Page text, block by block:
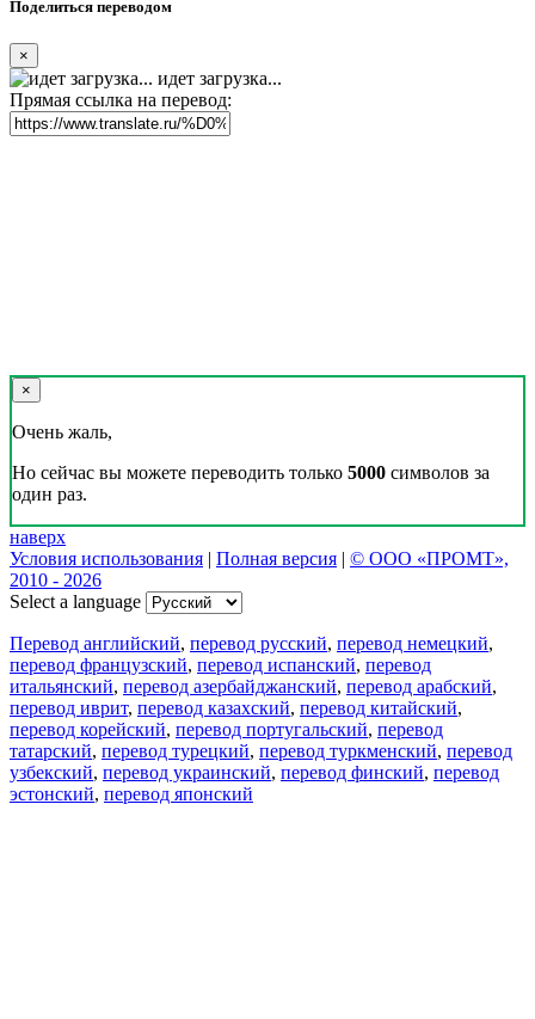
Поделиться переводом
×
идет загрузка...
Прямая ссылка на перевод:
×
Очень жаль,
Но сейчас вы можете переводить только 5000 символов за
один раз.
наверх
Условия использования | Полная версия | © ООО «ПРОМТ»,
2010 - 2026
Select a language
Перевод английский, перевод русский, перевод немецкий,
перевод французский, перевод испанский, перевод
итальянский, перевод азербайджанский, перевод арабский,
перевод иврит, перевод казахский, перевод китайский,
перевод корейский, перевод португальский, перевод
татарский, перевод турецкий, перевод туркменский, перевод
узбекский, перевод украинский, перевод финский, перевод
эстонский, перевод японский